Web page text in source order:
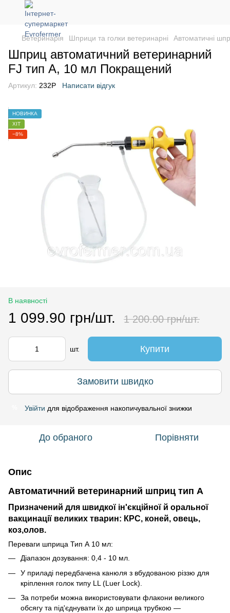
Ветеринарія Шприци та голки ветеринарні Автоматичні
Шприц автоматичний ветеринарний
FJ тип А, 10 мл Покращений
Артикул: 232P Написати відгук
НОВИНКА
ХІТ
−8%
В наявності
1 099.90 грн/шт. 1 200.00 грн/шт.
шт. Купити
Замовити швидко
Увійти для відображення накопичувальної знижки
До обраного Порівняти
Опис
Автоматичний ветеринарний шприц тип А
Призначений для швидкої ін'єкційної й оральної
вакцинації великих тварин: КРС, коней, овець,
коз,олов.
Переваги шприца Тип А 10 мл:
Діапазон дозування: 0,4 - 10 мл.
У приладі передбачена канюля з вбудованою різзю для
кріплення голок типу LL (Luer Lock).
За потреби можна використовувати флакони великого
обсягу та під'єднувати їх до шприца трубкою —